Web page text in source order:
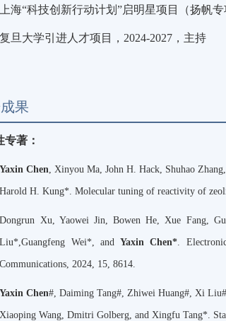
上海“科技创新行动计划”启明星项目（扬帆专
复旦大学引进人才项目， 2024-2027 ，主持
果
专著：
Yaxin Chen, Xinyou Ma, John H. Hack, Shuhao
Harold H. Kung*. Molecular tuning of reactivity of
Dongrun Xu, Yaowei Jin, Bowen He, Xue Fang,
Liu*,Guangfeng Wei*, andYaxin Chen*.
Communications, 2024, 15, 8614.
Yaxin Chen#, Daiming Tang#, Zhiwei Huang#, Xi
Xiaoping Wang, Dmitri Golberg, and Xingfu Tang*.